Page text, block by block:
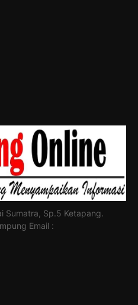
Sumatra, Sp.5 Ketapang.
Email :